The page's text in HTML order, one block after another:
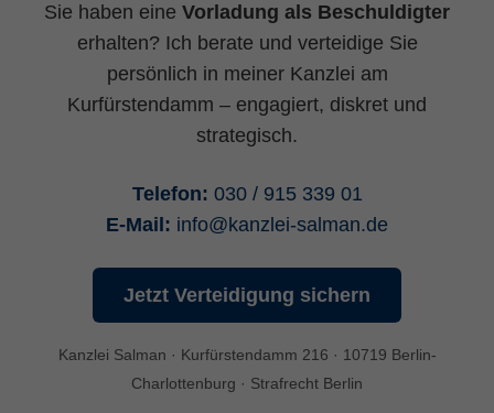
Sie haben eine Vorladung als Beschuldigter
erhalten? Ich berate und verteidige Sie
persönlich in meiner Kanzlei am
Kurfürstendamm – engagiert, diskret und
strategisch.
Telefon: 030 / 915 339 01
E-Mail: info@ kanzlei-salman.de
Jetzt Verteidigung sichern
Kanzlei Salman · Kurfürstendamm 216 · 10719 Berlin-
Charlottenburg · Strafrecht Berlin
Laufzeit: 2 Jahre
Anbieter: Google
Datenschutzerklärung
(Google Tag Manager)
Verhindert, dass in zu schneller Folge Daten
an den Analytics Server übertragen werden.
Anbieter: Google
Datenschutzerklärung
_gid(Google Tag Manager)